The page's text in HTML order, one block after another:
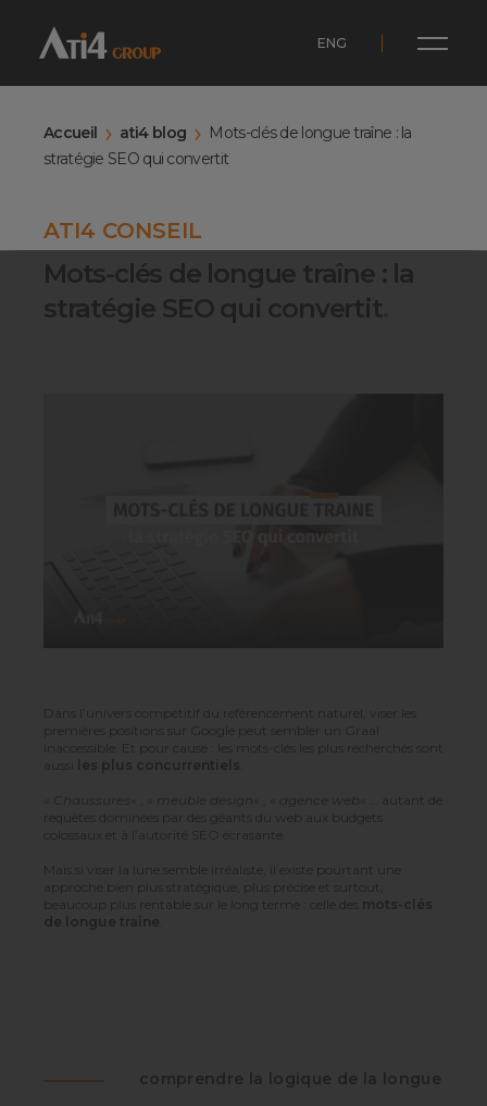
ENG
Accueil ati4 blog
Mots-clés de longue traîne : la
stratégie SEO qui convertit
ATI4 CONSEIL
Mots-clés de longue traîne : la
stratégie SEO qui convertit.
Dans l’univers compétitif du référencement naturel, viser les
premières positions sur Google peut sembler un Graal
inaccessible. Et pour cause : les mots-clés les plus recherchés sont
aussi
les plus concurrentiels
Chaussures meuble design agence web
« … autant de
requêtes dominées par des géants du web aux budgets
colossaux et à l’autorité SEO écrasante.
Mais si viser la lune semble irréaliste, il existe pourtant une
approche bien plus stratégique, plus précise et surtout,
beaucoup plus rentable sur le long terme : celle des mots-clés
de longue traîne
comprendre la logique de la longue